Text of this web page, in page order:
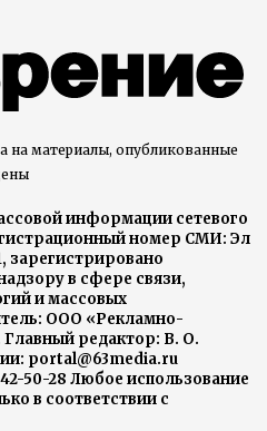
на материалы, опубликованные
информации сетевого
номер СМИ: Эл
зарегистрировано
в сфере связи,
и массовых
ООО «Рекламно-
редактор: В. О.
portal@63media.ru
50-28 Любое использование
в соответствии с